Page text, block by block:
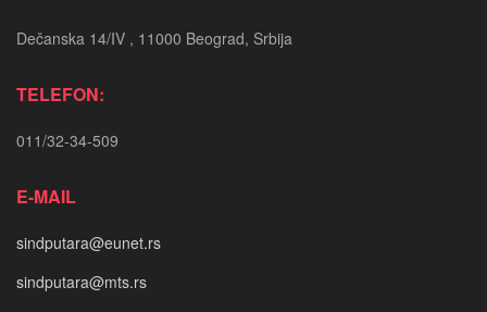
Dečanska 14/IV , 11000 Beograd, Srbija
TELEFON:
011/32-34-509
E-MAIL
sindputara@eunet.rs
sindputara@mts.rs